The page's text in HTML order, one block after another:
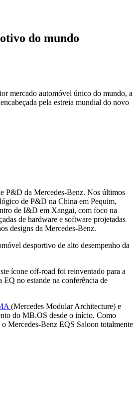
do mundo
mercado automóvel único do mundo, a
pela estreia mundial do novo
P&D da Mercedes‑Benz. Nos últimos
de P&D na China em Pequim,
de I&D em Xangai, com foco na
de hardware e software projetadas
designs da Mercedes‑Benz.
desportivo de alto desempenho da
ícone off-road foi reinventado para a
no estande na conferência de
(Mercedes Modular Architecture) e
do MB.OS desde o início. Como
Mercedes‑Benz EQS Saloon totalmente